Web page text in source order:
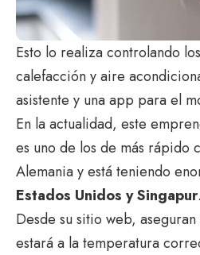
Esto lo realiza controlando
calefacción y aire
asistente y una app para el
En la actualidad, este
es uno de los de más rápido
Alemania y está teniendo
Estados Unidos y Singapur.
Desde su sitio web,
estará a la temperatura